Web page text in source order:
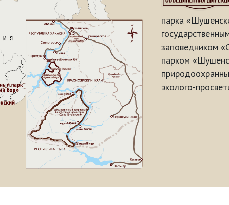
парка
заповедником
парком
эколого-